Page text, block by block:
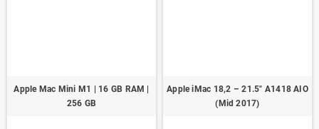
Apple Mac Mini M1 | 16 GB RAM |
256 GB
Apple iMac 18,2 – 21.5″ A1418 AIO
(Mid 2017)